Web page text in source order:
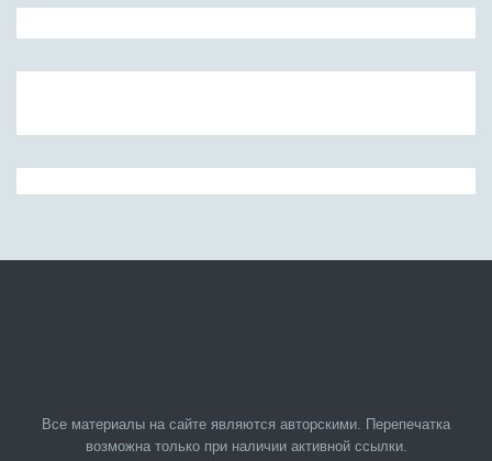
Все материалы на сайте являются авторскими. Перепечатка
возможна только при наличии активной ссылки.